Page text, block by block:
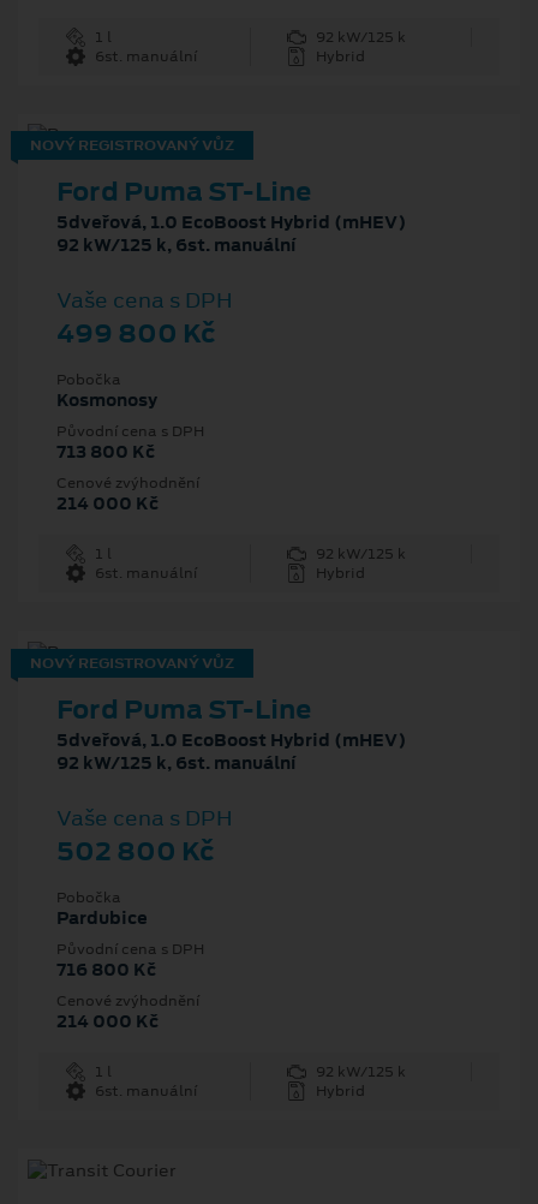
1 l
92 kW/125 k
6st. manuální
Hybrid
NOVÝ REGISTROVANÝ VŮZ
Ford Puma ST-Line
5dveřová, 1.0 EcoBoost Hybrid (mHEV)
92 kW/125 k, 6st. manuální
Vaše cena s DPH
499 800 Kč
Pobočka
Kosmonosy
Původní cena s DPH
713 800 Kč
Cenové zvýhodnění
214 000 Kč
1 l
92 kW/125 k
6st. manuální
Hybrid
NOVÝ REGISTROVANÝ VŮZ
Ford Puma ST-Line
5dveřová, 1.0 EcoBoost Hybrid (mHEV)
92 kW/125 k, 6st. manuální
Vaše cena s DPH
502 800 Kč
Pobočka
Pardubice
Původní cena s DPH
716 800 Kč
Cenové zvýhodnění
214 000 Kč
1 l
92 kW/125 k
6st. manuální
Hybrid